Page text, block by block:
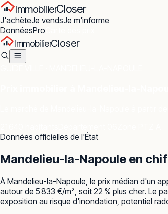
ImmobilierCloser
J'achèteJe vendsJe m'informe
DonnéesPro
ImmobilierCloser
Données officielles de l'État
Mandelieu-la-Napoule en
À Mandelieu-la-Napoule, le prix médian d'un
autour de 5 833 €/m², soit 22 % plus cher. Le
exposition au risque d'inondation, potentiel